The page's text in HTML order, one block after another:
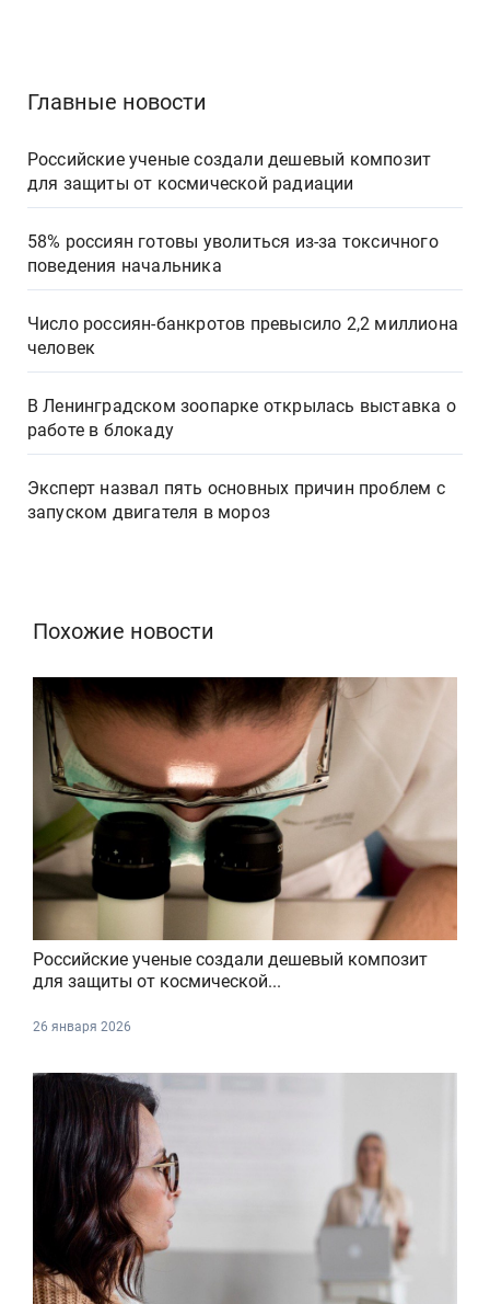
Главные новости
Российские ученые создали дешевый композит
для защиты от космической радиации
58% россиян готовы уволиться из-за токсичного
поведения начальника
Число россиян-банкротов превысило 2,2 миллиона
человек
В Ленинградском зоопарке открылась выставка о
работе в блокаду
Эксперт назвал пять основных причин проблем с
запуском двигателя в мороз
Похожие новости
Российские ученые создали дешевый композит
для защиты от космической...
26 января 2026